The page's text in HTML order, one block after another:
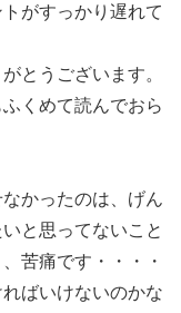
がすっかり遅れて
とうございます。
くめて読んでおら
かったのは、げん
と思ってないこと
苦痛です・・・・
ばいけないのかな